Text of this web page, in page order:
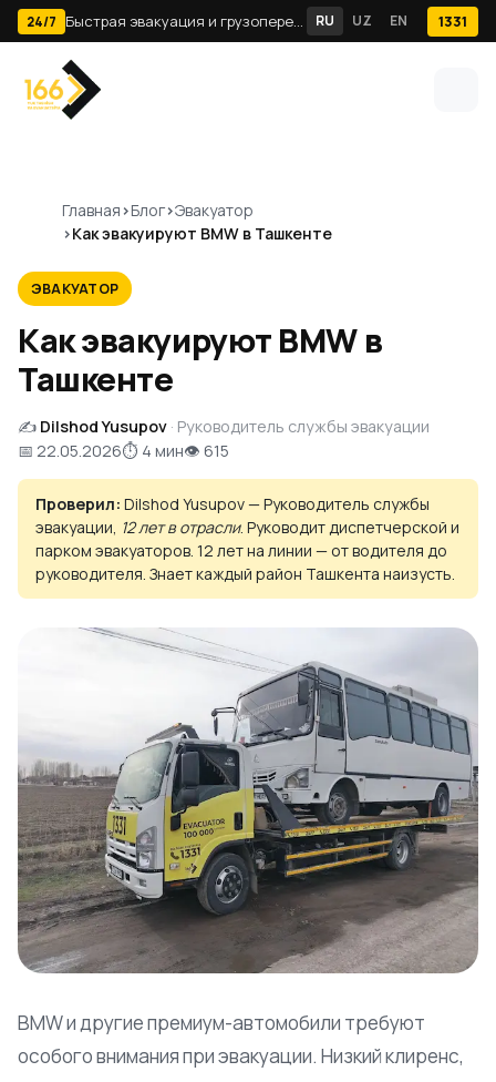
24/7 Быстрая эвакуация и грузоперевозки по Ташкенту · 24/7 RU UZ EN 1331
Главная Блог Эвакуатор
Как эвакуируют BMW в Ташкенте
ЭВАКУАТОР
Как эвакуируют BMW в
Ташкенте
✍️ Dilshod Yusupov · Руководитель службы эвакуации
📅 22.05.2026⏱ 4 мин👁 615
Проверил: Dilshod Yusupov — Руководитель службы
эвакуации, 12 лет в отрасли. Руководит диспетчерской и
парком эвакуаторов. 12 лет на линии — от водителя до
руководителя. Знает каждый район Ташкента наизусть.
BMW и другие премиум-автомобили требуют
особого внимания при эвакуации. Низкий клиренс,